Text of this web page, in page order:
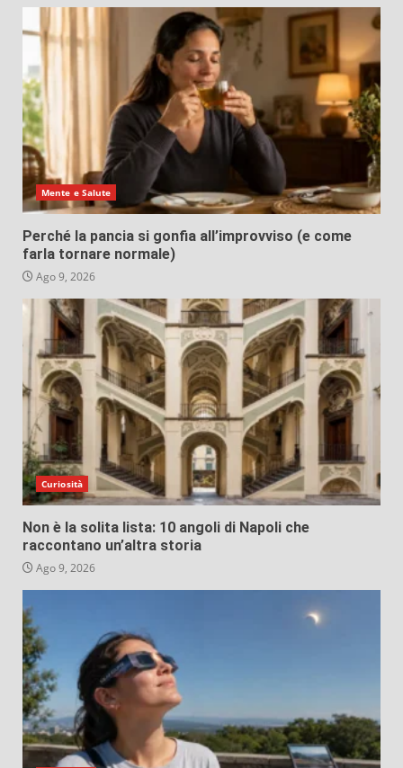
Mente e Salute
Perché la pancia si gonfia all’improvviso (e come
farla tornare normale)
Ago 9, 2026
Curiosità
Non è la solita lista: 10 angoli di Napoli che
raccontano un’altra storia
Ago 9, 2026